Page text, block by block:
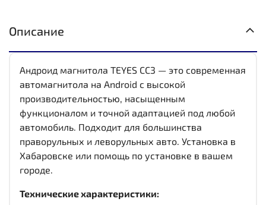
Описание
Андроид магнитола TEYES CC3 — это современная
автомагнитола на Android с высокой
производительностью, насыщенным
функционалом и точной адаптацией под любой
автомобиль. Подходит для большинства
праворульных и леворульных авто. Установка в
Хабаровске или помощь по установке в вашем
городе.
Технические характеристики: